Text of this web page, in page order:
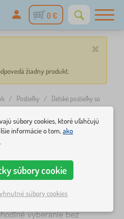
0 €
×
žiadny produkt.
/ Postieľky /
Detské postieľky so
so
predovšetkým, keď vaše
rošt bude v
vyberanie bez
súbory cookies, ktoré uľahčujú
informácie o tom,ako
súbory cookie
súbory cookies